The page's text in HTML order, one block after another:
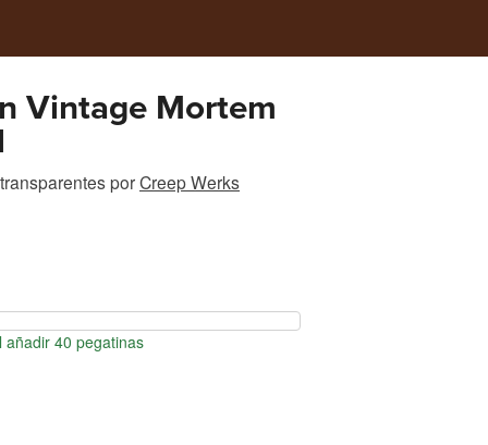
Vintage Mortem
porCreep Werks
añadir 40 pegatinas